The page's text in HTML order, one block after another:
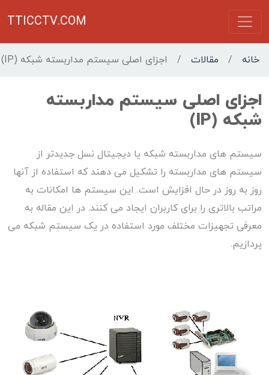
TTICCTV.COM
خانه / مقالات / اجزای اصلی سیستم مداربسته شبکه (IP)
اجزای اصلی سیستم مداربسته
شبکه (IP)
سیستم های مداربسته شبکه یا دیجیتال نسل جدیدتر از
سیستم های مداربسته را تشکیل می دهند که استفاده از آنها
روز به روز در حال افزایش است. این سیستم ها امکانات به
مراتب بالاتری را برای کاربران ایجاد می کنند. در این مقاله به
معرفی تجهیزات مختلف مورد استفاده در یک سیستم شبکه می
پردازیم.